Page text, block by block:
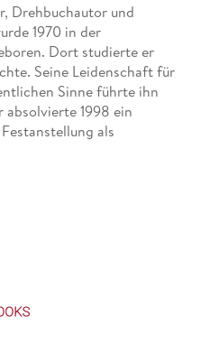
Drehbuchautor und
1970 in der
Dort studierte er
Seine Leidenschaft für
Sinne führte ihn
absolvierte 1998 ein
als
ersten Treatments und
nach Bremen, wo er als
arbeitete. Er entwickelte
schrieb Drehbücher für
produziert wurden.